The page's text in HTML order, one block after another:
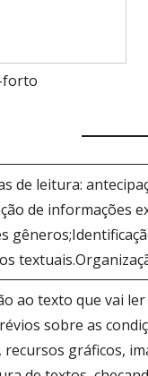
forto
de leitura:
de
ao texto que vai
sobre as
gráficos,